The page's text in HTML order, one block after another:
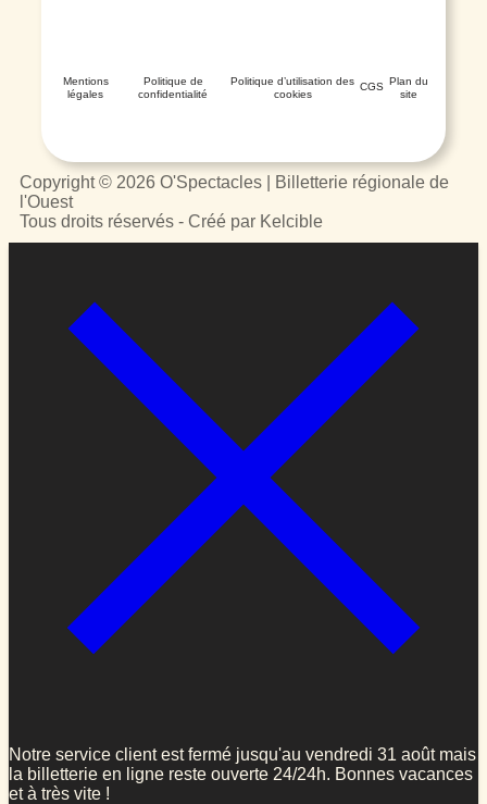
Mentions
légales
Politique de
confidentialité
Politique d’utilisation des
cookies
CGS Plan du
site
Copyright © 2026 O'Spectacles | Billetterie régionale de
l'Ouest
Tous droits réservés - Créé par Kelcible
Notre service client est fermé jusqu'au vendredi 31 août mais
la billetterie en ligne reste ouverte 24/24h. Bonnes vacances
et à très vite !